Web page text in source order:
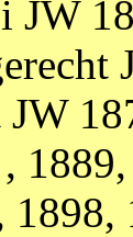
JW
JW